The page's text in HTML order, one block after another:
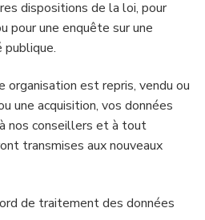
dispositions de la loi, pour
pour une enquête sur une
publique.
est repris, vendu ou
une acquisition, vos données
nos conseillers et à tout
transmises aux nouveaux
de traitement des données